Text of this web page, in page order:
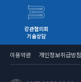
강관협의회
기술상담
이용약관 개인정보취급방침